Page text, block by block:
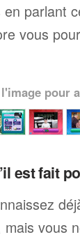
en parlant
vous
pour
est fait
mais vous